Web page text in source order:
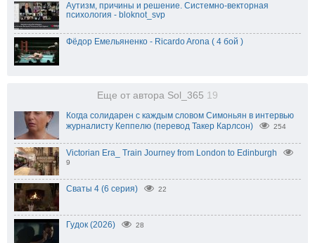
Аутизм, причины и решение. Системно-векторная
психология - bloknot_svp
Фёдор Емельяненко - Ricardo Arona ( 4 бой )
Еще от автора Sol_365 19
Когда солидарен с каждым словом Симоньян в интервью
журналисту Кеппелю (перевод Такер Карлсон)
254
Victorian Era_ Train Journey from London to Edinburgh
9
Сваты 4 (6 серия) 22
Гудок (2026) 28